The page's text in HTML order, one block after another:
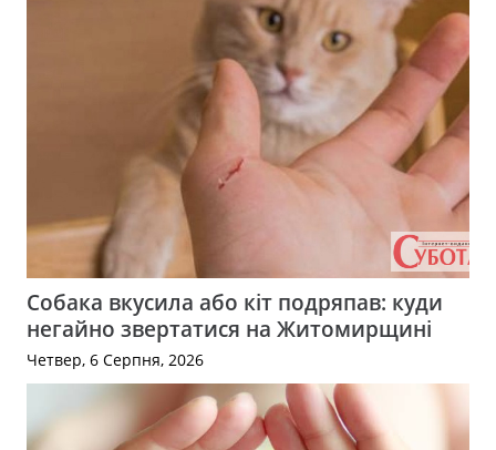
Собака вкусила або кіт подряпав: куди
негайно звертатися на Житомирщині
Четвер, 6 Серпня, 2026